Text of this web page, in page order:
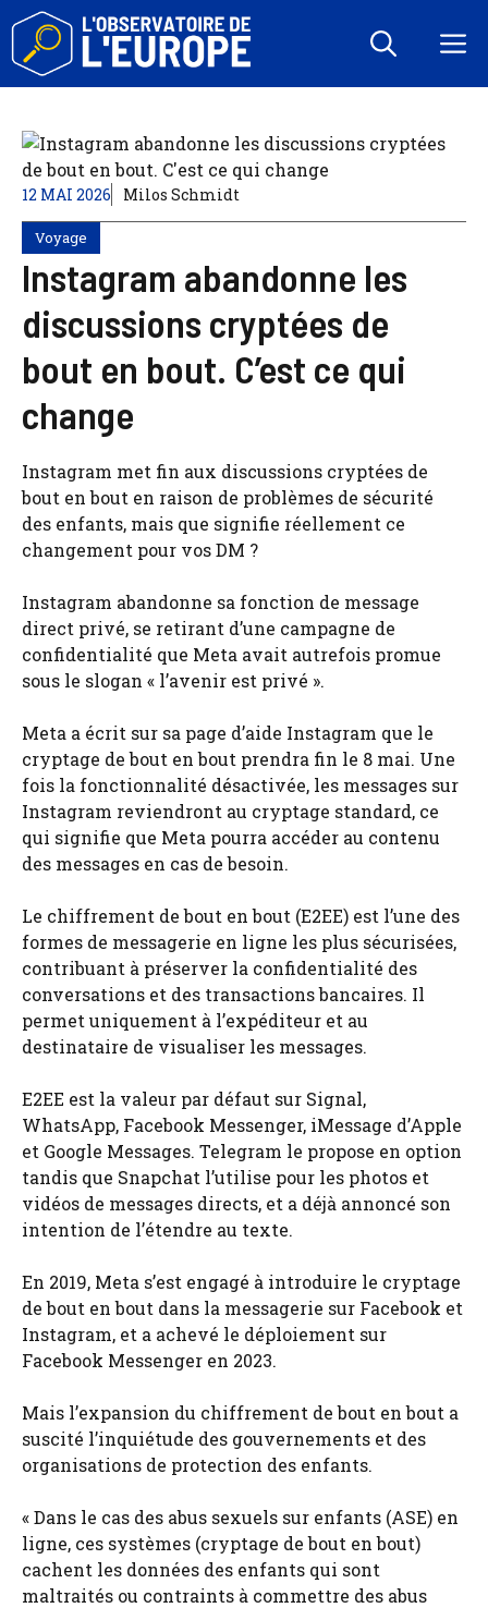
Aller
contenu
12 MAI 2026 Milos Schmidt
Voyage
Instagram abandonne les
discussions cryptées de
bout en bout. C’est ce qui
change
Instagram met fin aux discussions cryptées de
bout en bout en raison de problèmes de sécurité
des enfants, mais que signifie réellement ce
changement pour vos DM ?
Instagram abandonne sa fonction de message
direct privé, se retirant d’une campagne de
confidentialité que Meta avait autrefois promue
sous le slogan « l’avenir est privé ».
Meta a écrit sur sa page d’aide Instagram que le
cryptage de bout en bout prendra fin le 8 mai. Une
fois la fonctionnalité désactivée, les messages sur
Instagram reviendront au cryptage standard, ce
qui signifie que Meta pourra accéder au contenu
des messages en cas de besoin.
Le chiffrement de bout en bout (E2EE) est l’une des
formes de messagerie en ligne les plus sécurisées,
contribuant à préserver la confidentialité des
conversations et des transactions bancaires. Il
permet uniquement à l’expéditeur et au
destinataire de visualiser les messages.
E2EE est la valeur par défaut sur Signal,
WhatsApp, Facebook Messenger, iMessage d’Apple
et Google Messages. Telegram le propose en option
tandis que Snapchat l’utilise pour les photos et
vidéos de messages directs, et a déjà annoncé son
intention de l’étendre au texte.
En 2019, Meta s’est engagé à introduire le cryptage
de bout en bout dans la messagerie sur Facebook et
Instagram, et a achevé le déploiement sur
Facebook Messenger en 2023.
Mais l’expansion du chiffrement de bout en bout a
suscité l’inquiétude des gouvernements et des
organisations de protection des enfants.
« Dans le cas des abus sexuels sur enfants (ASE) en
ligne, ces systèmes (cryptage de bout en bout)
cachent les données des enfants qui sont
maltraités ou contraints à commettre des abus